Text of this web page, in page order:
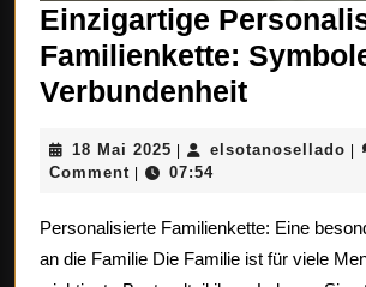
Einzigartige
Familienkette:
Verbundenheit
der
18 Mai 2025 18
Mai
| elsotanosellado |
Comment | 07:54
Personalisierte Familienkette: Eine
an die Familie Die Familie ist für viele